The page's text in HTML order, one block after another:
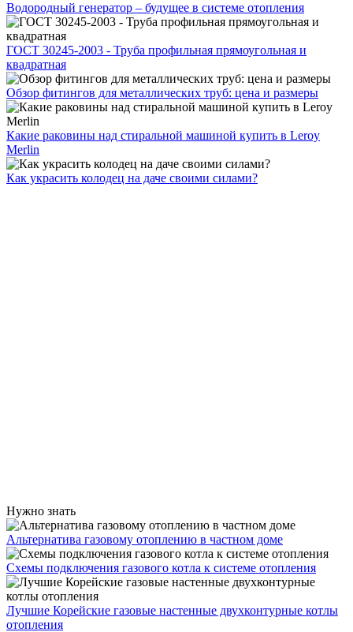
Водородный генератор – будущее в системе отопления
ГОСТ 30245-2003 - Труба профильная прямоугольная и
квадратная
Обзор фитингов для металлических труб: цена и размеры
Какие раковины над стиральной машиной купить в Leroy
Merlin
Как украсить колодец на даче своими силами?
Нужно знать
Альтернатива газовому отоплению в частном доме
Схемы подключения газового котла к системе отопления
Лучшие Корейские газовые настенные двухконтурные котлы
отопления